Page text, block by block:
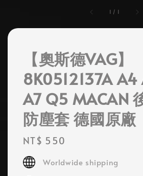
1 / 1
【奧斯德VAG】
8K0512137A
A7 Q5 MACAN
防塵套 德國原廠
Regular
price
NT$ 550
Worldwide shipping